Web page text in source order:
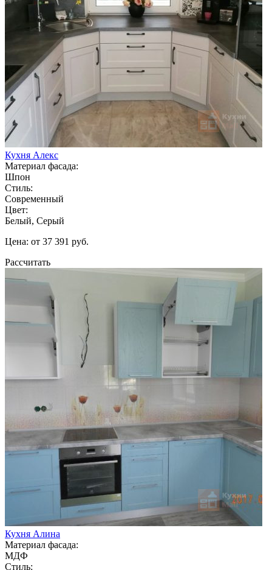
Кухня Алекс
Материал фасада:
Шпон
Стиль:
Современный
Цвет:
Белый, Серый
Цена: от 37 391 руб.
Рассчитать
Кухня Алина
Материал фасада:
МДФ
Стиль: